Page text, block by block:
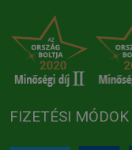
FIZETÉSI MÓDOK